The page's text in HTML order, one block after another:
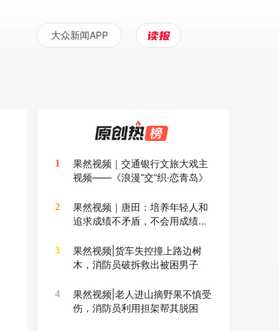
大众新闻APP
1
果然视频｜交通银行文旅大戏主
视频——《浪漫“交”织·恋青岛》
2
果然视频｜唐田：培养年轻人和
追求成绩不矛盾，不会用成绩换
3
果然视频|货车失控撞上路边树
木，消防员破拆救出被困男子
4
果然视频|老人进山摘野果不慎受
伤，消防员利用担架帮其脱困